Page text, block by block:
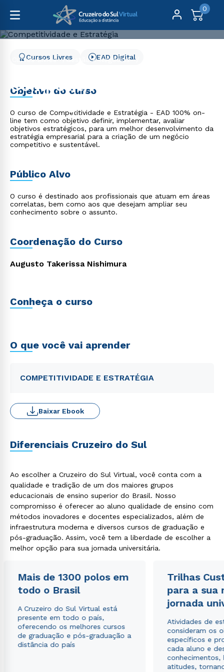
0
Cursos Livres
Gestão e Negócios
Competitividade e
Estratégia
Cursos Livres EAD Digital
Objetivo do curso
O curso de Competitividade e Estratégia - EAD 100% on-
line tem como objetivo definir, implementar, avaliar
objetivos estratégicos, para um melhor desenvolvimento da
estratégia empresarial para a criação de um negócio
competitivo e sustentável.
Público Alvo
O curso é destinado aos profissionais que atuam em áreas
correlatas, bem como aos que desejam ampliar seu
conhecimento sobre o assunto.
Coordenação do Curso
Augusto Takerissa Nishimura
Conheça o curso
O que você vai aprender
COMPETITIVIDADE E ESTRATÉGIA
Baixar Ebook
Diferenciais Cruzeiro do Sul
Ao escolher a Cruzeiro do Sul Virtual, você conta com a
qualidade e tradição de um dos maiores grupos
educacionais de ensino superior do Brasil. Nosso
compromisso é oferecer ao aluno qualidade de ensino com
métodos inovadores e docentes especializados, além de
infraestrutura moderna e diversos cursos de graduação e
pós-graduação. Assim, você tem a liberdade de escolher a
melhor opção para sua jornada universitária.
Mais de 1300 polos em
todo o Brasil
A Cruzeiro do Sul Virtual está
presente em todo o país,
oferecendo os melhores cursos
de graduação e pós-graduação a
distância do país
Trilhas
para a sua
jornada
Atividades de
consideram os
específicos e
cada aluno e
conhecimentos,
atitudes,